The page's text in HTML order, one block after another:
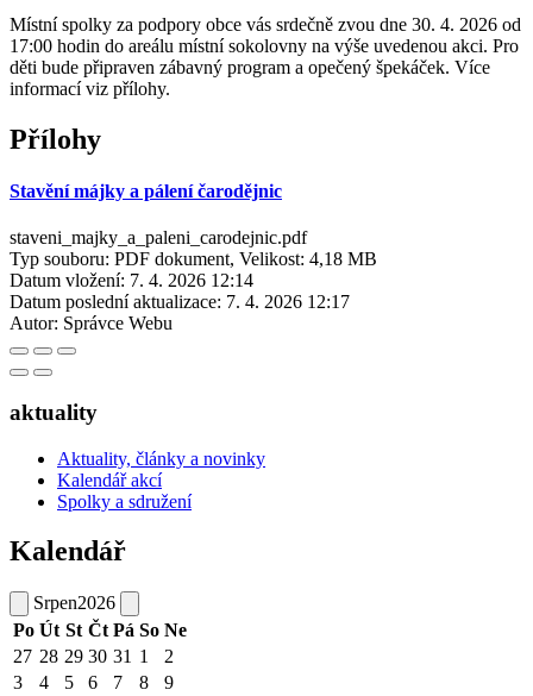
Místní spolky za podpory obce vás srdečně zvou dne 30. 4. 2026 od
17:00 hodin do areálu místní sokolovny na výše uvedenou akci. Pro
děti bude připraven zábavný program a opečený špekáček. Více
informací viz přílohy.
Přílohy
Stavění májky a pálení čarodějnic
staveni_majky_a_paleni_carodejnic.pdf
Typ souboru: PDF dokument, Velikost: 4,18 MB
Datum vložení: 7. 4. 2026 12:14
Datum poslední aktualizace: 7. 4. 2026 12:17
Autor: Správce Webu
aktuality
Aktuality, články a novinky
Kalendář akcí
Spolky a sdružení
Kalendář
Srpen2026
Po Út St Čt Pá So Ne
27 28 29 30 31 1
2
3
4 5 6 7 8
9